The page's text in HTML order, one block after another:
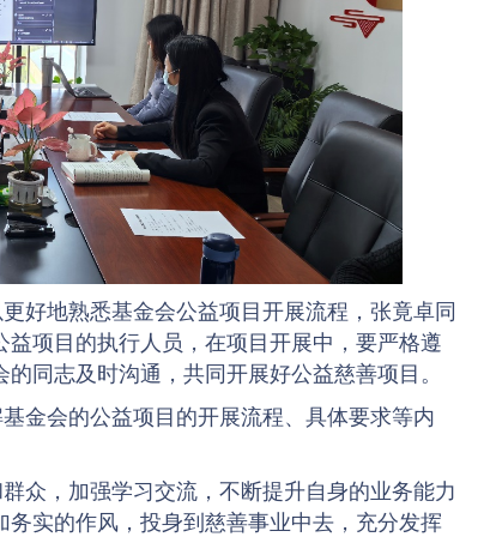
好地熟悉基金会公益项目开展流程，张竟卓同
项目的执行人员，在项目开展中，要严格遵
同志及时沟通，共同开展好公益慈善项目。
金会的公益项目的开展流程、具体要求等内
众，加强学习交流，不断提升自身的业务能力
实的作风，投身到慈善事业中去，充分发挥